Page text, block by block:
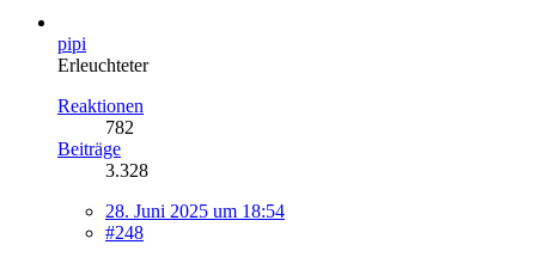
pipi
Erleuchteter
Reaktionen
782
Beiträge
3.328
28. Juni 2025 um 18:54
#248